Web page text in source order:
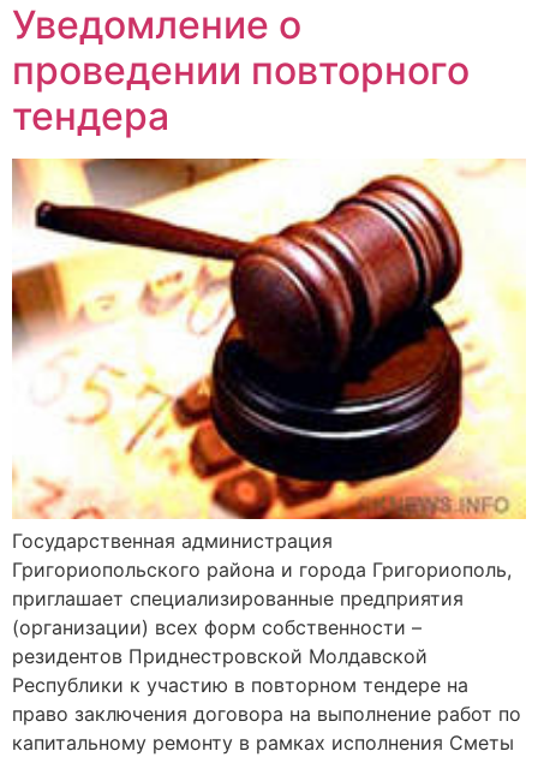
Уведомление о
проведении повторного
тендера
Государственная администрация
Григориопольского района и города Григориополь,
приглашает специализированные предприятия
(организации) всех форм собственности –
резидентов Приднестровской Молдавской
Республики к участию в повторном тендере на
право заключения договора на выполнение работ по
капитальному ремонту в рамках исполнения Сметы